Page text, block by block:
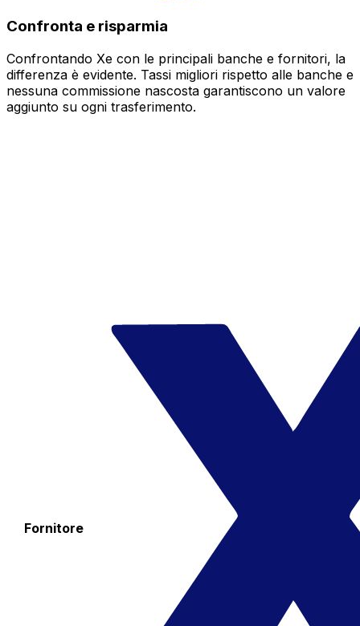
Confronta e risparmia
Confrontando Xe con le principali banche e fornitori, la
differenza è evidente. Tassi migliori rispetto alle banche e
nessuna commissione nascosta garantiscono un valore
aggiunto su ogni trasferimento.
Fornitore